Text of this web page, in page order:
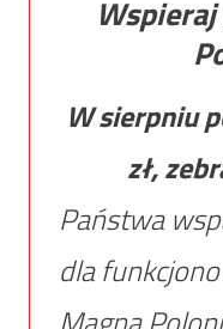
W sierpniu
zł,
Państwa
dla